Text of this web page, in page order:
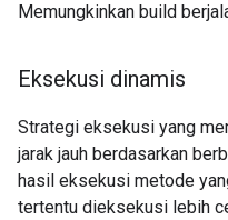
Memungkinkan build
Eksekusi dinamis
Strategi eksekusi yang
jarak jauh berdasarkan
hasil eksekusi metode
tertentu dieksekusi lebih